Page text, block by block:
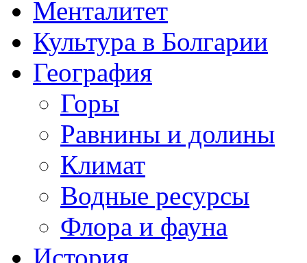
Менталитет
Культура в Болгарии
География
Горы
Равнины и долины
Климат
Водные ресурсы
Флора и фауна
История